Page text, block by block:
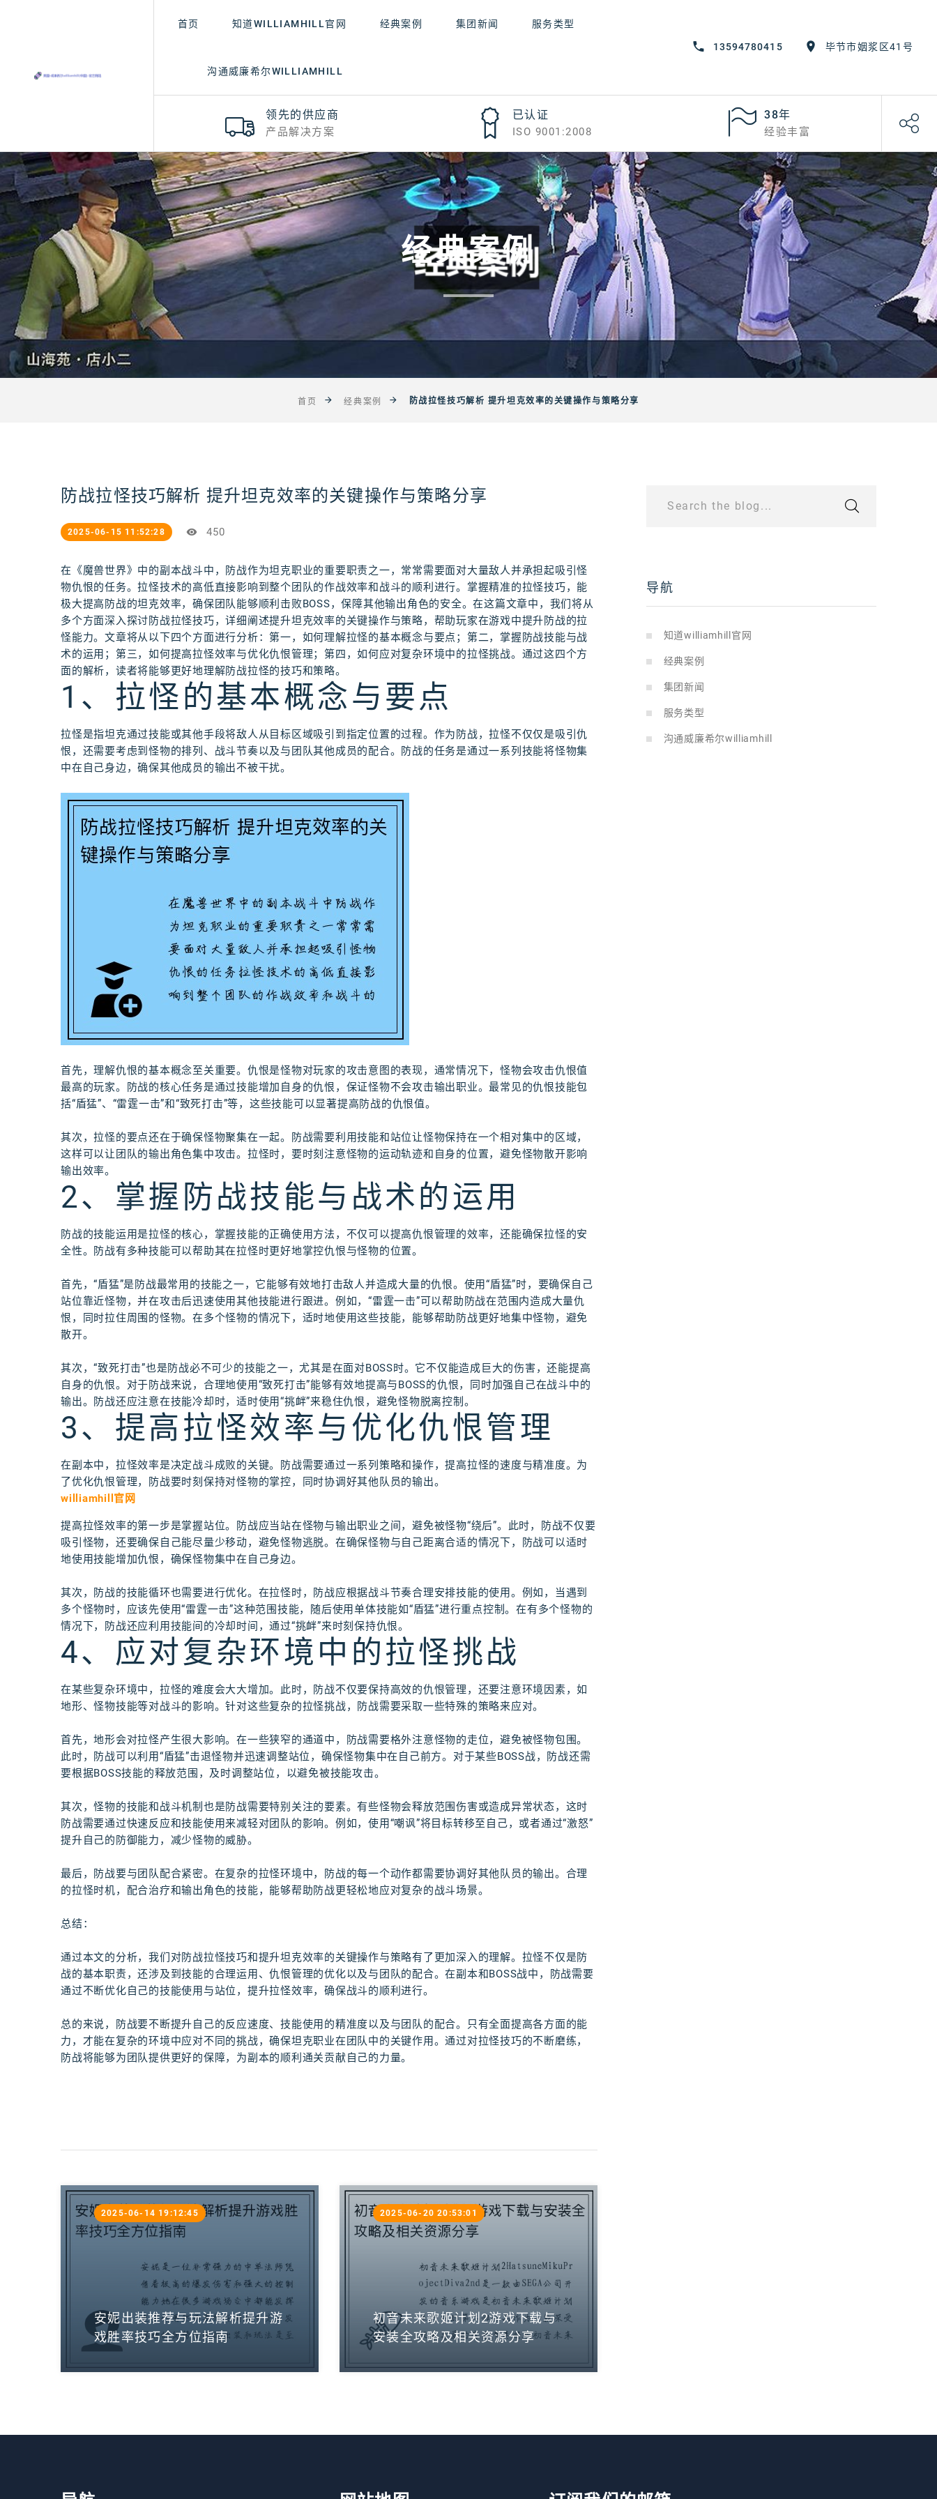
13594780415 毕节市姻浆区41号
首页 知道WILLIAMHILL官网 经典案例 集团新闻 服务类型
沟通威廉希尔WILLIAMHILL
领先的供应商
产品解决方案
已认证
ISO 9001:2008
38年
经验丰富
经典案例
首页 经典案例 防战拉怪技巧解析 提升坦克效率的关键操作与策略分享
防战拉怪技巧解析 提升坦克效率的关键操作与策略分享
2025-06-15 11:52:28 450
在《魔兽世界》中的副本战斗中，防战作为坦克职业的重要职责之一，常常需要面对大量敌人并承担起吸引怪
物仇恨的任务。拉怪技术的高低直接影响到整个团队的作战效率和战斗的顺利进行。掌握精准的拉怪技巧，能
极大提高防战的坦克效率，确保团队能够顺利击败BOSS，保障其他输出角色的安全。在这篇文章中，我们将从
多个方面深入探讨防战拉怪技巧，详细阐述提升坦克效率的关键操作与策略，帮助玩家在游戏中提升防战的拉
怪能力。文章将从以下四个方面进行分析：第一，如何理解拉怪的基本概念与要点；第二，掌握防战技能与战
术的运用；第三，如何提高拉怪效率与优化仇恨管理；第四，如何应对复杂环境中的拉怪挑战。通过这四个方
面的解析，读者将能够更好地理解防战拉怪的技巧和策略。
1、拉怪的基本概念与要点
拉怪是指坦克通过技能或其他手段将敌人从目标区域吸引到指定位置的过程。作为防战，拉怪不仅仅是吸引仇
恨，还需要考虑到怪物的排列、战斗节奏以及与团队其他成员的配合。防战的任务是通过一系列技能将怪物集
中在自己身边，确保其他成员的输出不被干扰。
首先，理解仇恨的基本概念至关重要。仇恨是怪物对玩家的攻击意图的表现，通常情况下，怪物会攻击仇恨值
最高的玩家。防战的核心任务是通过技能增加自身的仇恨，保证怪物不会攻击输出职业。最常见的仇恨技能包
括“盾猛”、“雷霆一击”和“致死打击”等，这些技能可以显著提高防战的仇恨值。
其次，拉怪的要点还在于确保怪物聚集在一起。防战需要利用技能和站位让怪物保持在一个相对集中的区域，
这样可以让团队的输出角色集中攻击。拉怪时，要时刻注意怪物的运动轨迹和自身的位置，避免怪物散开影响
输出效率。
2、掌握防战技能与战术的运用
防战的技能运用是拉怪的核心，掌握技能的正确使用方法，不仅可以提高仇恨管理的效率，还能确保拉怪的安
全性。防战有多种技能可以帮助其在拉怪时更好地掌控仇恨与怪物的位置。
首先，“盾猛”是防战最常用的技能之一，它能够有效地打击敌人并造成大量的仇恨。使用“盾猛”时，要确保自己
站位靠近怪物，并在攻击后迅速使用其他技能进行跟进。例如，“雷霆一击”可以帮助防战在范围内造成大量仇
恨，同时拉住周围的怪物。在多个怪物的情况下，适时地使用这些技能，能够帮助防战更好地集中怪物，避免
散开。
其次，“致死打击”也是防战必不可少的技能之一，尤其是在面对BOSS时。它不仅能造成巨大的伤害，还能提高
自身的仇恨。对于防战来说，合理地使用“致死打击”能够有效地提高与BOSS的仇恨，同时加强自己在战斗中的
输出。防战还应注意在技能冷却时，适时使用“挑衅”来稳住仇恨，避免怪物脱离控制。
3、提高拉怪效率与优化仇恨管理
在副本中，拉怪效率是决定战斗成败的关键。防战需要通过一系列策略和操作，提高拉怪的速度与精准度。为
了优化仇恨管理，防战要时刻保持对怪物的掌控，同时协调好其他队员的输出。
williamhill官网
提高拉怪效率的第一步是掌握站位。防战应当站在怪物与输出职业之间，避免被怪物“绕后”。此时，防战不仅要
吸引怪物，还要确保自己能尽量少移动，避免怪物逃脱。在确保怪物与自己距离合适的情况下，防战可以适时
地使用技能增加仇恨，确保怪物集中在自己身边。
其次，防战的技能循环也需要进行优化。在拉怪时，防战应根据战斗节奏合理安排技能的使用。例如，当遇到
多个怪物时，应该先使用“雷霆一击”这种范围技能，随后使用单体技能如“盾猛”进行重点控制。在有多个怪物的
情况下，防战还应利用技能间的冷却时间，通过“挑衅”来时刻保持仇恨。
4、应对复杂环境中的拉怪挑战
在某些复杂环境中，拉怪的难度会大大增加。此时，防战不仅要保持高效的仇恨管理，还要注意环境因素，如
地形、怪物技能等对战斗的影响。针对这些复杂的拉怪挑战，防战需要采取一些特殊的策略来应对。
首先，地形会对拉怪产生很大影响。在一些狭窄的通道中，防战需要格外注意怪物的走位，避免被怪物包围。
此时，防战可以利用“盾猛”击退怪物并迅速调整站位，确保怪物集中在自己前方。对于某些BOSS战，防战还需
要根据BOSS技能的释放范围，及时调整站位，以避免被技能攻击。
其次，怪物的技能和战斗机制也是防战需要特别关注的要素。有些怪物会释放范围伤害或造成异常状态，这时
防战需要通过快速反应和技能使用来减轻对团队的影响。例如，使用“嘲讽”将目标转移至自己，或者通过“激怒”
提升自己的防御能力，减少怪物的威胁。
最后，防战要与团队配合紧密。在复杂的拉怪环境中，防战的每一个动作都需要协调好其他队员的输出。合理
的拉怪时机，配合治疗和输出角色的技能，能够帮助防战更轻松地应对复杂的战斗场景。
总结：
通过本文的分析，我们对防战拉怪技巧和提升坦克效率的关键操作与策略有了更加深入的理解。拉怪不仅是防
战的基本职责，还涉及到技能的合理运用、仇恨管理的优化以及与团队的配合。在副本和BOSS战中，防战需要
通过不断优化自己的技能使用与站位，提升拉怪效率，确保战斗的顺利进行。
总的来说，防战要不断提升自己的反应速度、技能使用的精准度以及与团队的配合。只有全面提高各方面的能
力，才能在复杂的环境中应对不同的挑战，确保坦克职业在团队中的关键作用。通过对拉怪技巧的不断磨练，
防战将能够为团队提供更好的保障，为副本的顺利通关贡献自己的力量。
安妮出装推荐与玩法解析提升游
戏胜率技巧全方位指南
2025-06-14 19:12:45
初音未来歌姬计划2游戏下载与
安装全攻略及相关资源分享
2025-06-20 20:53:01
Search the blog...
导航
知道williamhill官网
经典案例
集团新闻
服务类型
沟通威廉希尔williamhill